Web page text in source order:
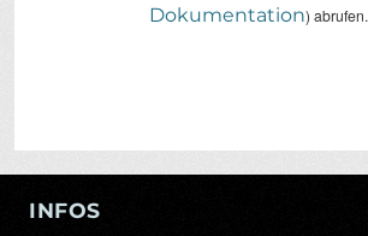
Dokumentation) abrufen.
INFOS